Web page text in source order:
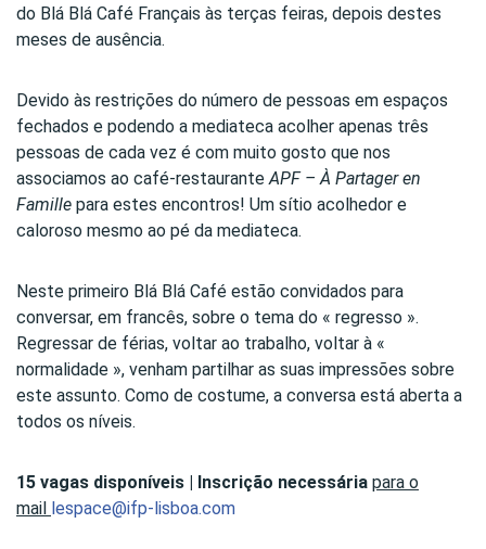
do Blá Blá Café Français às terças feiras, depois destes
meses de ausência.
Devido às restrições do número de pessoas em espaços
fechados e podendo a mediateca acolher apenas três
pessoas de cada vez é com muito gosto que nos
associamos ao café-restauranteAPF – À Partager en
Famille para estes encontros! Um sítio acolhedor e
caloroso mesmo ao pé da mediateca.
Neste primeiro Blá Blá Café estão convidados para
conversar, em francês, sobre o tema do « regresso ».
Regressar de férias, voltar ao trabalho, voltar à «
normalidade », venham partilhar as suas impressões sobre
este assunto. Como de costume, a conversa está aberta a
todos os níveis.
15 vagas disponíveis | Inscrição necessária para o
mail
lespace@ifp-lisboa.com